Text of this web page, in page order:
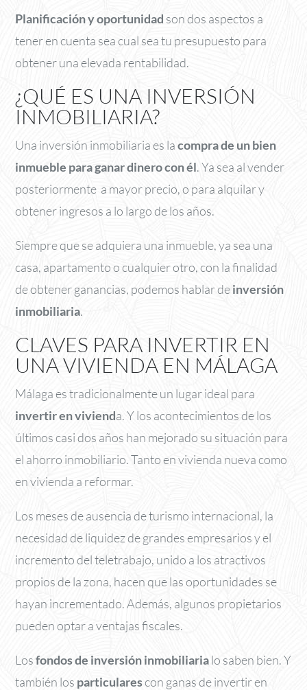
Planificación y oportunidad son dos aspectos a
tener en cuenta sea cual sea tu presupuesto para
obtener una elevada rentabilidad.
¿QUÉ ES UNA INVERSIÓN
INMOBILIARIA?
Una inversión inmobiliaria es lacompra de un bien
inmueble para ganar dinero con él. Ya sea al vender
posteriormente a mayor precio, o para alquilar y
obtener ingresos a lo largo de los años.
Siempre que se adquiera una inmueble, ya sea una
casa, apartamento o cualquier otro, con la finalidad
de obtener ganancias, podemos hablar deinversión
inmobiliaria.
CLAVES PARA INVERTIR EN
UNA VIVIENDA EN MÁLAGA
Málaga es tradicionalmente un lugar ideal para
invertir en vivienda. Y los acontecimientos de los
últimos casi dos años han mejorado su situación para
el ahorro inmobiliario. Tanto en vivienda nueva como
en vivienda a reformar.
Los meses de ausencia de turismo internacional, la
necesidad de liquidez de grandes empresarios y el
incremento del teletrabajo, unido a los atractivos
propios de la zona, hacen que las oportunidades se
hayan incrementado. Además, algunos propietarios
pueden optar a ventajas fiscales.
Losfondos de inversión inmobiliarialo saben bien. Y
también los particularescon ganas de invertir en